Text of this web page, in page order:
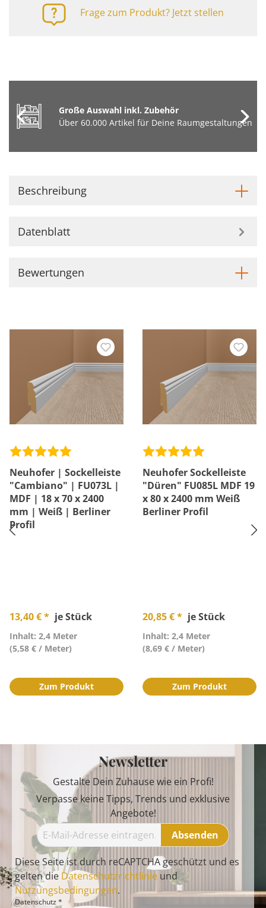
Frage zum Produkt? Jetzt stellen
Große Auswahl inkl. Zubehör
Über 60.000 Artikel für Deine Raumgestaltungen
Beschreibung
Datenblatt
Bewertungen
Neuhofer | Sockelleiste
"Cambiano" | FU073L |
MDF | 18 x 70 x 2400
mm | Weiß | Berliner
Profil
13,40 € * je Stück
Inhalt: 2,4 Meter
(5,58 € / Meter)
Zum Produkt
Neuhofer Sockelleiste
"Düren" FU085L MDF 19
x 80 x 2400 mm Weiß
Berliner Profil
20,85 € * je Stück
Inhalt: 2,4 Meter
(8,69 € / Meter)
Zum Produkt
Newsletter
Gestalte Dein Zuhause wie ein Profi!
Verpasse keine Tipps, Trends und exklusive
Angebote!
Absenden
Diese Seite ist durch reCAPTCHA geschützt und es
gelten die Datenschutzrichtlinie und
Nutzungsbedingungen.
Datenschutz *